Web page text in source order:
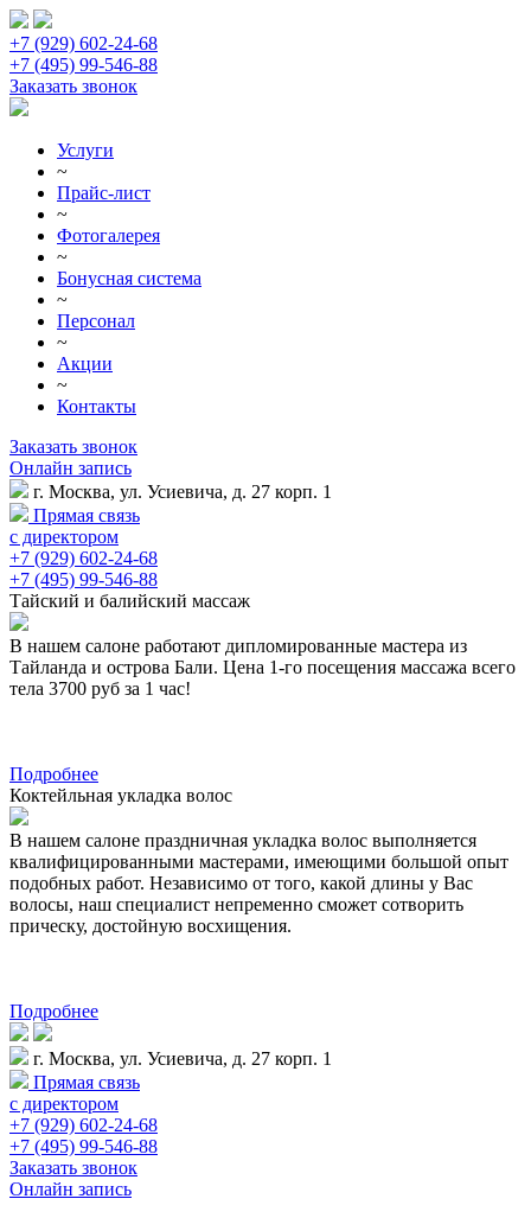
+7 (929) 602-24-68
+7 (495) 99-546-88
Заказать звонок
Услуги
~
Прайс-лист
~
Фотогалерея
~
Бонусная система
~
Персонал
~
Акции
~
Контакты
Заказать звонок
Онлайн запись
г. Москва, ул. Усиевича, д. 27 корп. 1
Прямая связь
с директором
+7 (929) 602-24-68
+7 (495) 99-546-88
Тайский и балийский массаж
В нашем салоне работают дипломированные мастера из
Тайланда и острова Бали. Цена 1-го посещения массажа всего
тела 3700 руб за 1 час!
Подробнее
Коктейльная укладка волос
В нашем салоне праздничная укладка волос выполняется
квалифицированными мастерами, имеющими большой опыт
подобных работ. Независимо от того, какой длины у Вас
волосы, наш специалист непременно сможет сотворить
прическу, достойную восхищения.
Подробнее
г. Москва, ул. Усиевича, д. 27 корп. 1
Прямая связь
с директором
+7 (929) 602-24-68
+7 (495) 99-546-88
Заказать звонок
Онлайн запись